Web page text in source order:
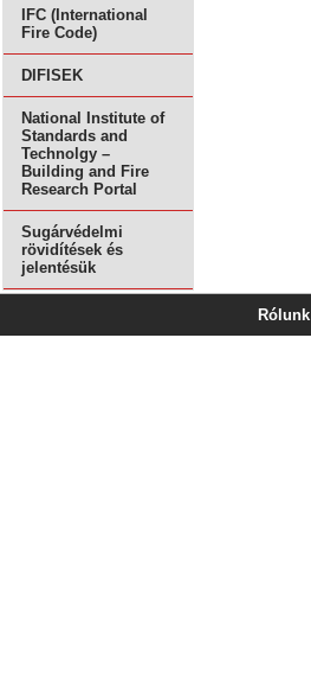
IFC (International
Fire Code)
DIFISEK
National Institute of
Standards and
Technolgy –
Building and Fire
Research Portal
Sugárvédelmi
rövidítések és
jelentésük
Rólunk